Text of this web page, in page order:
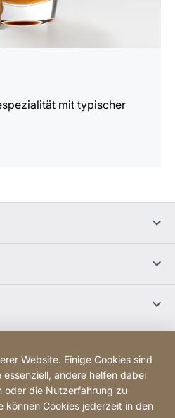
mit typischer
Website. Einige Cookies sind
andere helfen dabei
oder die Nutzerfahrung zu
können Cookies jederzeit in den